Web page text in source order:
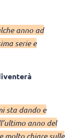
anno ad
serie e
sta dando e
anno del
molto chiare sulle